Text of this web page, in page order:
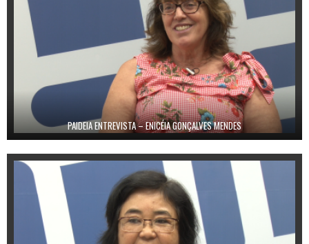
PAIDEIA ENTREVISTA – ENICÉIA GONÇALVES MENDES